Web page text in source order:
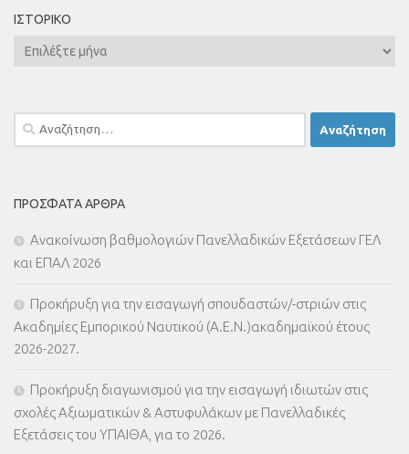
ΙΣΤΟΡΙΚΌ
Ιστορικό
Αναζήτηση
για:
ΠΡΌΣΦΑΤΑ ΆΡΘΡΑ
Ανακοίνωση βαθμολογιών Πανελλαδικών Εξετάσεων ΓΕΛ
και ΕΠΑΛ 2026
Προκήρυξη για την εισαγωγή σπουδαστών/-στριών στις
Ακαδημίες Εμπορικού Ναυτικού (Α.Ε.Ν.)ακαδημαϊκού έτους
2026-2027.
Προκήρυξη διαγωνισμού για την εισαγωγή ιδιωτών στις
σχολές Αξιωματικών & Αστυφυλάκων με Πανελλαδικές
Εξετάσεις του ΥΠΑΙΘΑ, για το 2026.